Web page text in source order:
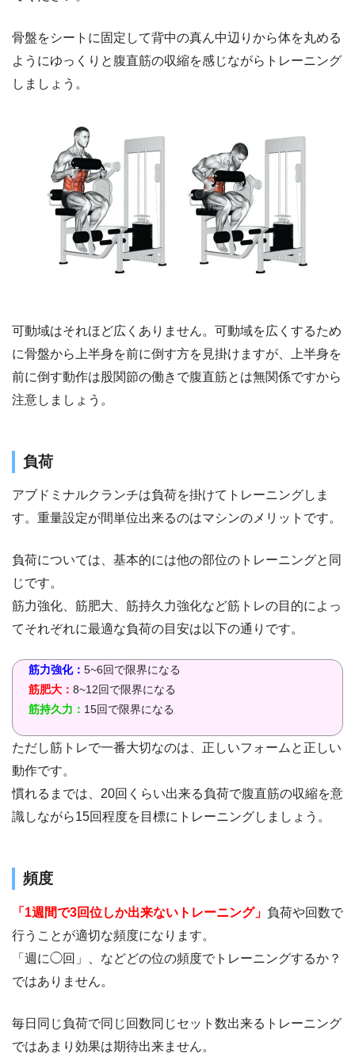
骨盤をシートに固定して背中の真ん中辺りから体を丸める
ようにゆっくりと腹直筋の収縮を感じながらトレーニング
しましょう。
可動域はそれほど広くありません。可動域を広くするため
に骨盤から上半身を前に倒す方を見掛けますが、上半身を
前に倒す動作は股関節の働きで腹直筋とは無関係ですから
注意しましょう。
負荷
アブドミナルクランチは負荷を掛けてトレーニングしま
す。重量設定が間単位出来るのはマシンのメリットです。
負荷については、基本的には他の部位のトレーニングと同
じです。
筋力強化、筋肥大、筋持久力強化など筋トレの目的によっ
てそれぞれに最適な負荷の目安は以下の通りです。
筋力強化： 5~6回で限界になる
筋肥大： 8~12回で限界になる
筋持久力： 15回で限界になる
ただし筋トレで一番大切なのは、正しいフォームと正しい
動作です。
慣れるまでは、20回くらい出来る負荷で腹直筋の収縮を意
識しながら15回程度を目標にトレーニングしましょう。
頻度
「1週間で3回位しか出来ないトレーニング」 負荷や回数で
行うことが適切な頻度になります。
「週に◯回」、などどの位の頻度でトレーニングするか？
ではありません。
毎日同じ負荷で同じ回数同じセット数出来るトレーニング
ではあまり効果は期待出来ません。